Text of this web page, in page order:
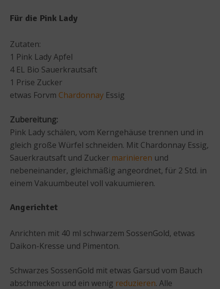
Für die Pink Lady
Zutaten:
1 Pink Lady Apfel
4 EL Bio Sauerkrautsaft
1 Prise Zucker
etwas Forvm Chardonnay Essig
Zubereitung:
Pink Lady schälen, vom Kerngehäuse trennen und in
gleich große Würfel schneiden. Mit Chardonnay Essig,
Sauerkrautsaft und Zucker marinieren und
nebeneinander, gleichmäßig angeordnet, für 2 Std. in
einem Vakuumbeutel voll vakuumieren.
Angerichtet
Anrichten mit 40 ml schwarzem SossenGold, etwas
Daikon-Kresse und Pimenton.
Schwarzes SossenGold mit etwas Garsud vom Bauch
abschmecken und ein wenig reduzieren. Alle